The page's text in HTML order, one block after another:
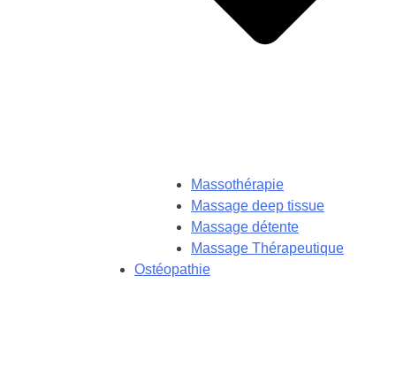
Massothérapie
Massage deep tissue
Massage détente
Massage Thérapeutique
Ostéopathie